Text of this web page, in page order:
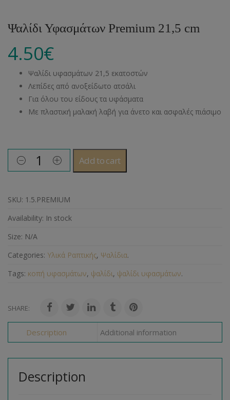
Ψαλίδι Υφασμάτων Premium 21,5 cm
4.50€
Ψαλίδι υφασμάτων 21,5 εκατοστών
Λεπίδες από ανοξείδωτο ατσάλι
Για όλου του είδους τα υφάσματα
Με πλαστική μαλακή λαβή για άνετο και ασφαλές πιάσιμο
Add to cart
SKU: 1.5.PREMIUM
Availability: In stock
Size: N/A
Categories: Υλικά Ραπτικής, Ψαλίδια.
Tags: κοπή υφασμάτων, ψαλίδι, ψαλίδι υφασμάτων.
SHARE:
Description Additional information
Description